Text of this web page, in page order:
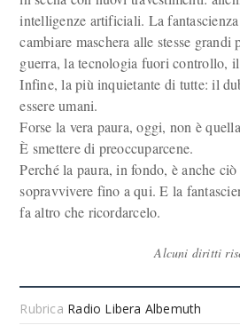
intelligenze artificiali. La
cambiare maschera alle stesse
guerra, la tecnologia fuori controllo,
Infine, la più inquietante di tutte: il
essere umani.
Forse la vera paura, oggi, non è
È smettere di preoccuparcene.
Perché la paura, in fondo, è anche
sopravvivere fino a qui. E la
fa altro che ricordarcelo.
Alcuni diritti
Rubrica Radio Libera Albemuth